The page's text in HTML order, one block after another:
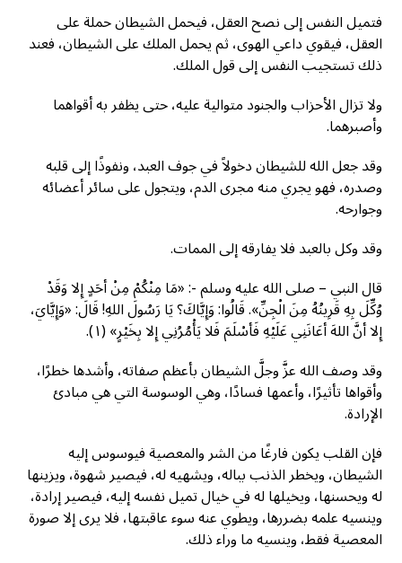
فتميل النفس إلى نصح العقل، فيحمل الشيطان حملة على
العقل، فيقوي داعي الهوى، ثم يحمل الملك على الشيطان، فعند
ذلك تستجيب النفس إلى قول الملك.
ولا تزال الأحزاب والجنود متوالية عليه، حتى يظفر به أقواهما
وأصبرهما.
وقد جعل الله للشيطان دخولاً في جوف العبد، ونفوذًا إلى قلبه
وصدره، فهو يجري منه مجرى الدم، ويتجول على سائر أعضائه
وجوارحه.
وقد وكل بالعبد فلا يفارقه إلى الممات.
قال النبي – صلى الله عليه وسلم -: «مَا مِنْكُمْ مِنْ أحَدٍ إِلا وَقَدْ
وُكِّلَ بِهِ قَرِينُهُ مِنَ الْجِنِّ». قَالُوا: وَإِيَّاكَ؟ يَا رَسُولَ اللهِ! قَالَ: «وَإِيَّايَ،
إِلا أنَّ اللهَ أعَانَنِي عَلَيْهِ فَأسْلَمَ فَلا يَأْمُرُنِي إِلا بِخَيْرٍ» (١).
وقد وصف الله عزَّ وجلَّ الشيطان بأعظم صفاته، وأشدها خطرًا،
وأقواها تأثيرًا، وأعمها فسادًا، وهي الوسوسة التي هي مبادئ
الإرادة.
فإن القلب يكون فارغًا من الشر والمعصية فيوسوس إليه
الشيطان، ويخطر الذنب بباله، ويشهيه له، فيصير شهوة، ويزينها
له ويحسنها، ويخيلها له في خيال تميل نفسه إليه، فيصير إرادة،
وينسيه علمه بضررها، ويطوي عنه سوء عاقبتها، فلا يرى إلا صورة
المعصية فقط، وينسيه ما وراء ذلك.